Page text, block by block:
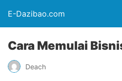
E-Dazibao.com
Cara Memulai
Deach